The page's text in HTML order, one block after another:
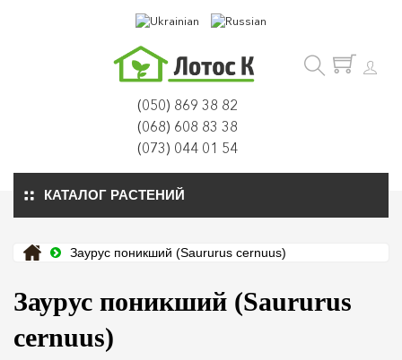
(050) 869 38 82
(068) 608 83 38
(073) 044 01 54
КАТАЛОГ РАСТЕНИЙ
Заурус поникший (Saururus cernuus)
Заурус поникший (Saururus
cernuus)